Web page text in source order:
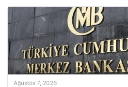
Ağustos 7, 2026